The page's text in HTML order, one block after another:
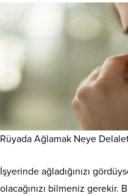
Rüyada Ağlamak Neye
İşyerinde ağladığınızı
olacağınızı bilmeniz gerekir.